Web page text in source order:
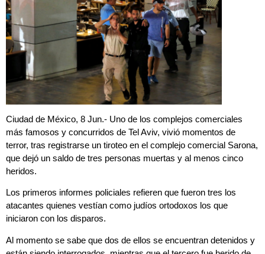
Ciudad de México, 8 Jun.- Uno de los complejos comerciales
más famosos y concurridos de Tel Aviv, vivió momentos de
terror, tras registrarse un tiroteo en el complejo comercial Sarona,
que dejó un saldo de tres personas muertas y al menos cinco
heridos.
Los primeros informes policiales refieren que fueron tres los
atacantes quienes vestían como judíos ortodoxos los que
iniciaron con los disparos.
Al momento se sabe que dos de ellos se encuentran detenidos y